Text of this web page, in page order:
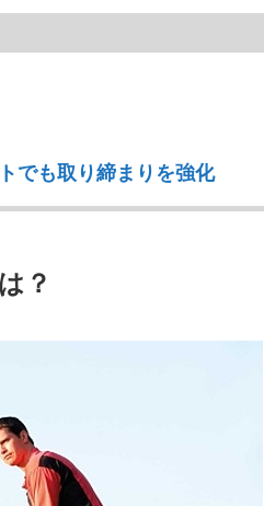
でも取り締まりを強化
？